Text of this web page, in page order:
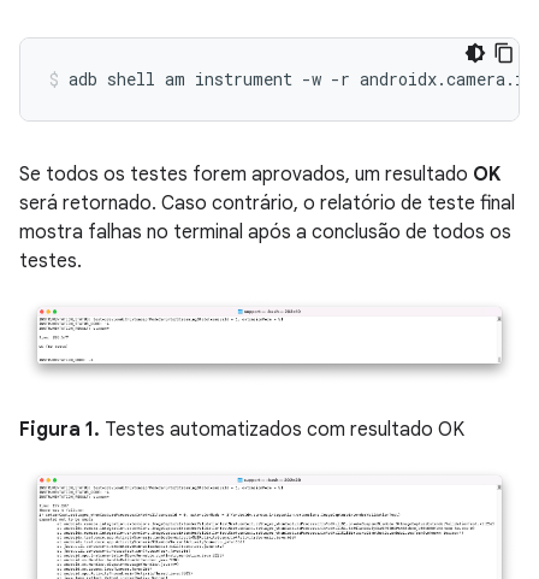
adb shell am instrument -w -r androidx.camera.
Se todos os testes forem aprovados, um resultado OK
será retornado. Caso contrário, o relatório de teste final
mostra falhas no terminal após a conclusão de todos os
testes.
Figura 1. Testes automatizados com resultado OK